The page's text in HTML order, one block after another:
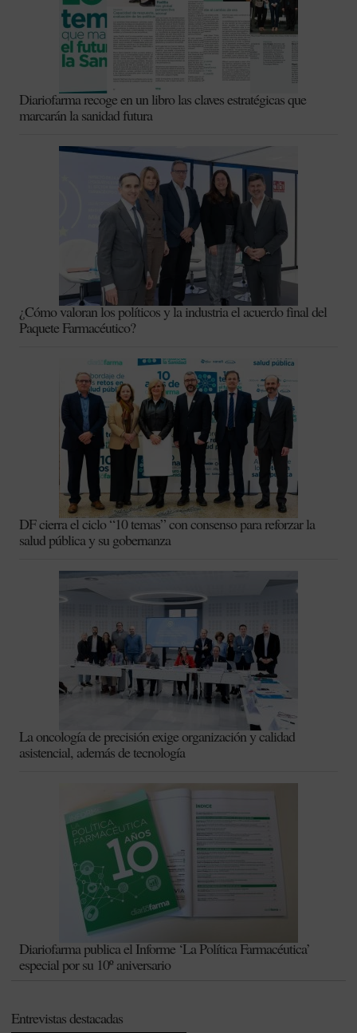
Diariofarma recoge en un libro las claves estratégicas que
marcarán la sanidad futura
¿Cómo valoran los políticos y la industria el acuerdo final del
Paquete Farmacéutico?
DF cierra el ciclo “10 temas” con consenso para reforzar la
salud pública y su gobernanza
La oncología de precisión exige organización y calidad
asistencial, además de tecnología
Diariofarma publica el Informe ‘La Política Farmacéutica’
especial por su 10º aniversario
Entrevistas destacadas